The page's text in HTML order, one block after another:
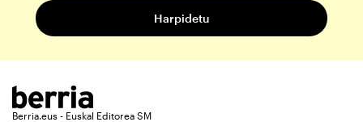
Berria.eus - Euskal Editorea SM